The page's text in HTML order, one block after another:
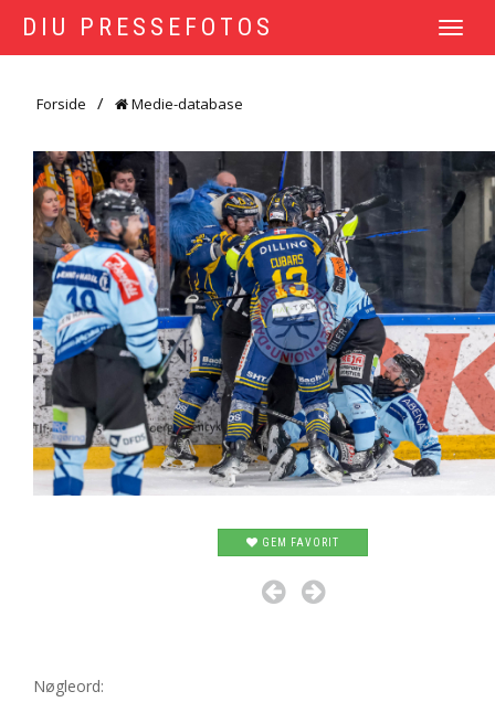
DIU PRESSEFOTOS
TOGGLE
Forside Medie-database
GEM FAVORIT
Nøgleord: